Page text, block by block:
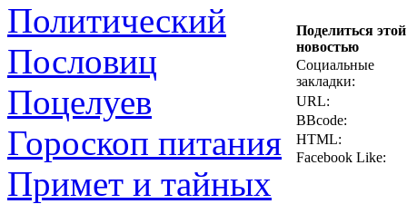
Политический
Пословиц
Поцелуев
Гороскоп питания
Примет и тайных
Поделиться этой
новостью
Социальные
закладки:
URL:
BBcode:
HTML:
Facebook Like: